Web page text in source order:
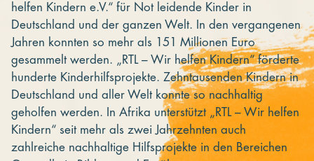
helfen Kindern e.V.“ für Not leidende Kinder in
Deutschland und der ganzen Welt. In den vergangenen
Jahren konnten so mehr als 151 Millionen Euro
gesammelt werden. „RTL – Wir helfen Kindern“ förderte
hunderte Kinderhilfsprojekte. Zehntausenden Kindern in
Deutschland und aller Welt konnte so nachhaltig
geholfen werden. In Afrika unterstützt „RTL – Wir helfen
Kindern“ seit mehr als zwei Jahrzehnten auch
zahlreiche nachhaltige Hilfsprojekte in den Bereichen